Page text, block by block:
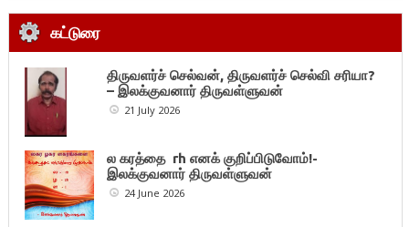
கட்டுரை
திருவளர்ச் செல்வன், திருவளர்ச் செல்வி சரியா?
– இலக்குவனார் திருவள்ளுவன்
21 July 2026
ல கரத்தை rh எனக் குறிப்பிடுவோம்!-
இலக்குவனார் திருவள்ளுவன்
24 June 2026